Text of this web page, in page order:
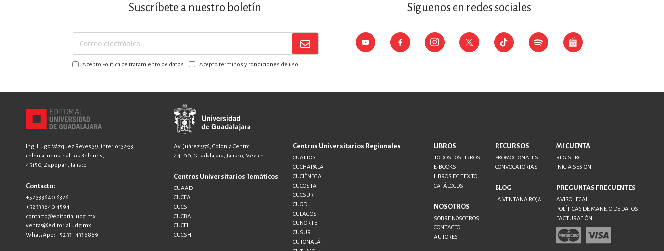
Suscríbete a nuestro boletín
Suscríbase
a
nuestroAcepto Política de tratamiento de datos Acepto términos y condiciones de uso
Síguenos en redes sociales
Ing. Hugo Vázquez Reyes 39, interior 32-33,
colonia Industrial Los Belenes,
45150, Zapopan, Jalisco.
Contacto:
+52 33 3640 6326
+52 33 3640 4594
contacto@editorial.udg.mx
ventas@editorial.udg.mx
WhatsApp: +52 33 1433 6869
Av. Juárez 976, Colonia Centro
44100, Guadalajara, Jalisco, México
Centros Universitarios Temáticos
CUAAD
CUCEA
CUCS
CUCBA
CUCEI
CUCSH
Centros Universitarios Regionales
CUALTOS
CUCHAPALA
CUCIÉNEGA
CUCOSTA
CUCSUR
CUGDL
CULAGOS
CUNORTE
CUSUR
CUTONALÁ
LIBROS
TODOS LOS LIBROS
E-BOOKS
LIBROS DE TEXTO
CATÁLOGOS
NOSOTROS
SOBRE NOSOTROS
CONTACTO
AUTORES
RECURSOS
PROMOCIONALES
CONVOCATORIAS
BLOG
LA VENTANA ROJA
MI CUENTA
REGISTRO
INICIA SESIÓN
PREGUNTAS FRECUENTES
AVISO LEGAL
POLÍTICAS DE MANEJO DE DATOS
FACTURACIÓN